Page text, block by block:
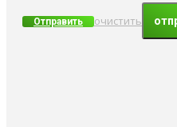
Отправить очистить